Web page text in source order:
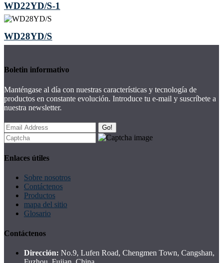
WD22YD/S-1
WD28YD/S
Boletin informativo
Manténgase al día con nuestras características y tecnología de
productos en constante evolución. Introduce tu e-mail y suscríbete a
nuestra newsletter.
Go!
Enlaces útiles
Sobre nosotros
Contáctenos
Productos
mapa del sitio
Glosario
Contáctenos
Dirección: No.9, Lufen Road, Chengmen Town, Cangshan,